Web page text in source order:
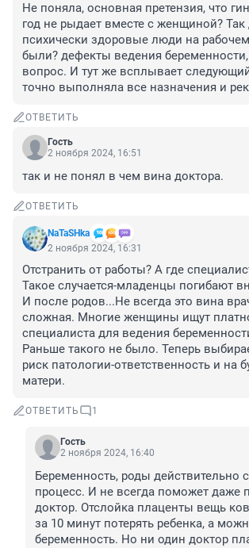
Не поняла, основная претензия, что
год не рыдает вместе с женщиной?
психически здоровые люди на
были? дефекты ведения беременности,
вопрос. И тут же всплывает
точно выполняла все назначения и
ОТВЕТИТЬ
Гость
2 ноября 2024, 16:51
так и не понял в чем вина доктора.
ОТВЕТИТЬ
NaTaSHka
2 ноября 2024, 16:31
Отстранить от работы? А где
Такое случается-младенцы погибают
И после родов...Не всегда это вина
сложная. Многие женщины ищут
специалиста для ведения
Раньше такого не было. Теперь
риск патологии-ответственность и на
матери.
ОТВЕТИТЬ 1
Гость
2 ноября 2024, 16:40
Беременность, роды действительно
процесс. И не всегда поможет даже
доктор. Отслойка плаценты вещь
за 10 минут потерять ребенка, а
беременность. Но ни один доктор